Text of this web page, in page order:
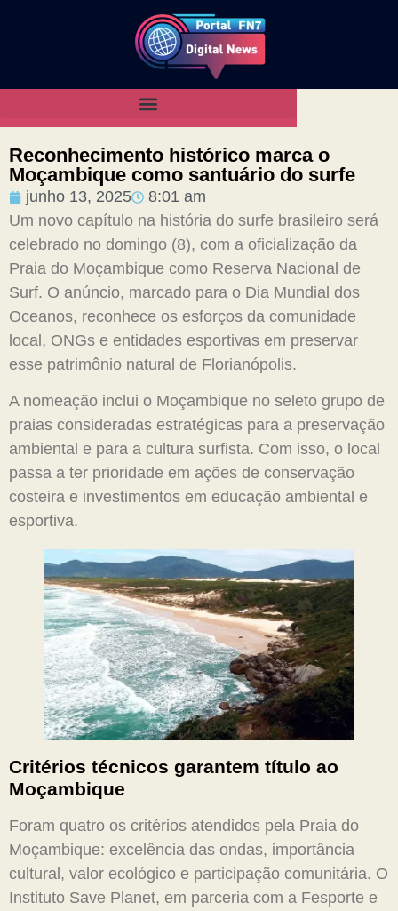
Reconhecimento histórico marca o
Moçambique como santuário do surfe
junho 13, 2025
8:01 am
Um novo capítulo na história do surfe brasileiro será
celebrado no domingo (8), com a oficialização da
Praia do Moçambique como Reserva Nacional de
Surf. O anúncio, marcado para o Dia Mundial dos
Oceanos, reconhece os esforços da comunidade
local, ONGs e entidades esportivas em preservar
esse patrimônio natural de Florianópolis.
A nomeação inclui o Moçambique no seleto grupo de
praias consideradas estratégicas para a preservação
ambiental e para a cultura surfista. Com isso, o local
passa a ter prioridade em ações de conservação
costeira e investimentos em educação ambiental e
esportiva.
Critérios técnicos garantem título ao
Moçambique
Foram quatro os critérios atendidos pela Praia do
Moçambique: excelência das ondas, importância
cultural, valor ecológico e participação comunitária. O
Instituto Save Planet, em parceria com a Fesporte e